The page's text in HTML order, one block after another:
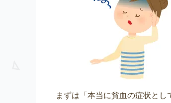
まずは「本当に貧血の症状とし